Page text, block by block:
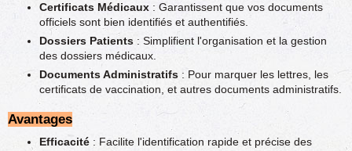
Certificats Médicaux : Garantissent que vos documents
officiels sont bien identifiés et authentifiés.
Dossiers Patients : Simplifient l'organisation et la gestion
des dossiers médicaux.
Documents Administratifs : Pour marquer les lettres, les
certificats de vaccination, et autres documents administratifs.
Avantages
Efficacité : Facilite l'identification rapide et précise des